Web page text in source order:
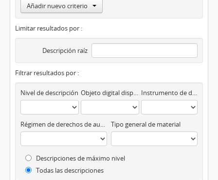
Añadir nuevo criterio
Limitar resultados por :
Descripción raíz
Filtrar resultados por :
Nivel de descripción Objeto digital disponibles Instrumento de descripción
Régimen de derechos de autor Tipo general de material
Descripciones de máximo nivel
Todas las descripciones